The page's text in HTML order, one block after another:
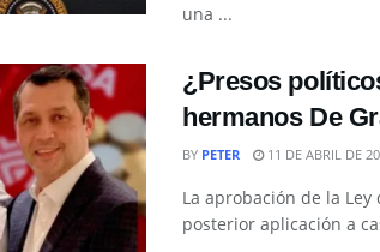
una ...
¿Presos
hermanos De
BY PETER 11 DE ABRIL DE
La aprobación de la
posterior aplicación a